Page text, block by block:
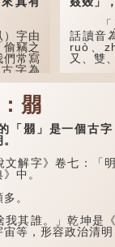
字由
竊之
們常寫
字為
鈔．
：「滬
猶言扒
。」
斷他
小偷
就是
西的
「又
話讀音
ruò、
又、雙
「又
「叒
稱。 《
「叒，
朤
朤」是一個古字
字》卷七：「明
中。
。
其誰。」乾坤是《
等，形容政治清明